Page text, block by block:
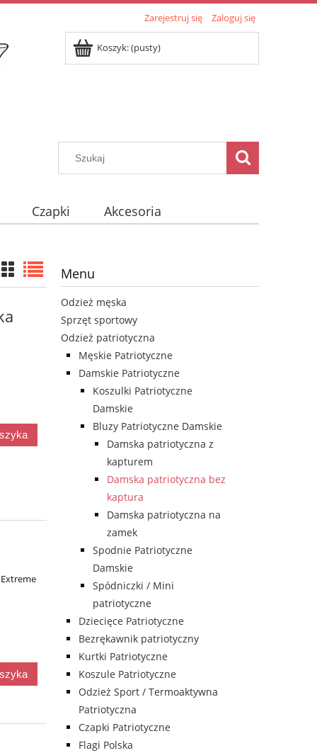
Zarejestruj się Zaloguj się
Koszyk:(pusty)
Czapki
Akcesoria
Menu
Odzież męska
Sprzęt sportowy
Odzież patriotyczna
Męskie Patriotyczne
Damskie Patriotyczne
Koszulki Patriotyczne
Damskie
Bluzy Patriotyczne Damskie
Damska patriotyczna z
kapturem
Damska patriotyczna bez
kaptura
Damska patriotyczna na
zamek
Spodnie Patriotyczne
Damskie
Spódniczki / Mini
patriotyczne
Dziecięce Patriotyczne
Bezrękawnik patriotyczny
Kurtki Patriotyczne
Koszule Patriotyczne
Odzież Sport / Termoaktywna
Patriotyczna
Czapki Patriotyczne
Flagi Polska